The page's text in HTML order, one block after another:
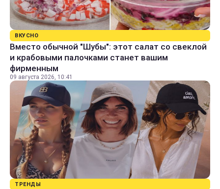
ВКУСНО
Вместо обычной "Шубы": этот салат со свеклой
и крабовыми палочками станет вашим
фирменным
09 августа 2026, 10:41
ТРЕНДЫ